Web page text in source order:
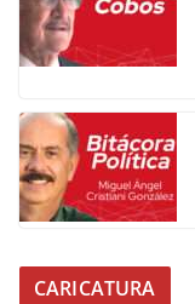
CARICATURA